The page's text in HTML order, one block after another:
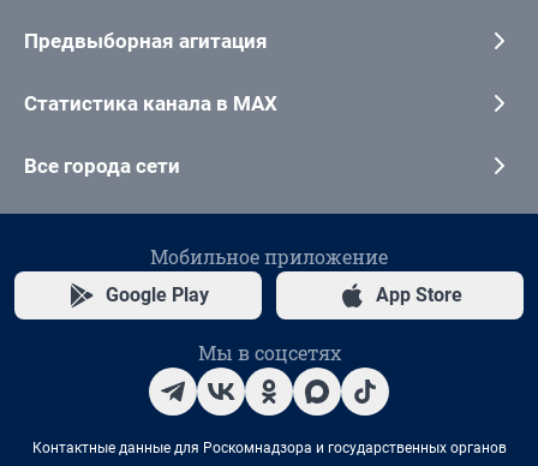
Предвыборная агитация
Статистика канала в MAX
Все города сети
Мобильное приложение
Google Play App Store
Мы в соцсетях
Контактные данные для Роскомнадзора и государственных органов